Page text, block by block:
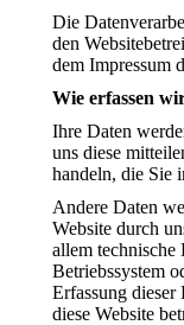
Die
den
dem Impressum
Wie erfassen
Ihre Daten
uns diese
handeln, die Sie
Andere Daten
Website durch
allem technische
Betriebssystem
Erfassung dieser
diese Website